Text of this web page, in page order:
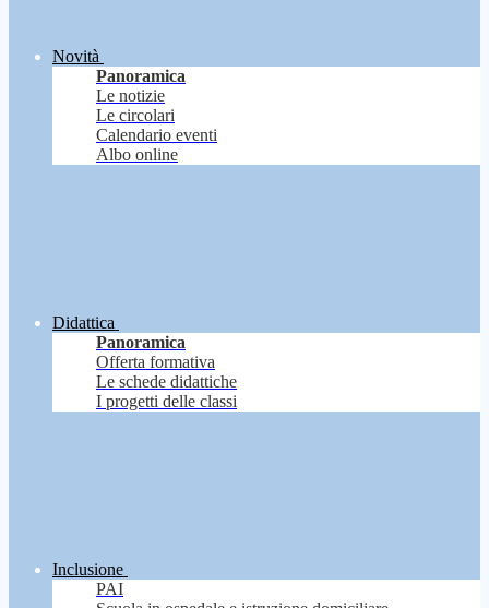
Novità
Panoramica
Le notizie
Le circolari
Calendario eventi
Albo online
Didattica
Panoramica
Offerta formativa
Le schede didattiche
I progetti delle classi
Inclusione
PAI